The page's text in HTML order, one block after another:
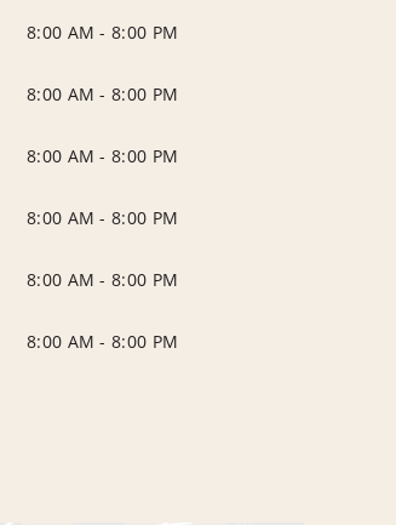
8:00 AM -8:00 PM
8:00 AM -8:00 PM
8:00 AM -8:00 PM
8:00 AM -8:00 PM
8:00 AM -8:00 PM
8:00 AM -8:00 PM